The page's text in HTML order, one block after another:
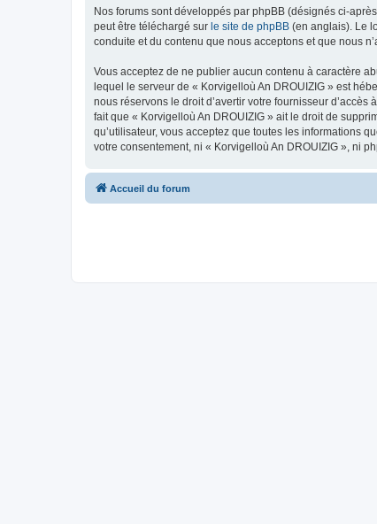
Nos forums sont développés par phpBB (désignés ci-
peut être téléchargé sur le site de phpBB (en anglais). Le
conduite et du contenu que nous acceptons et que nous
Vous acceptez de ne publier aucun contenu à caractère
lequel le serveur de « Korvigelloù An DROUIZIG » est
nous réservons le droit d’avertir votre fournisseur
fait que « Korvigelloù An DROUIZIG » ait le droit de
qu’utilisateur, vous acceptez que toutes les informations
votre consentement, ni « Korvigelloù An DROUIZIG », ni
Accueil du forum